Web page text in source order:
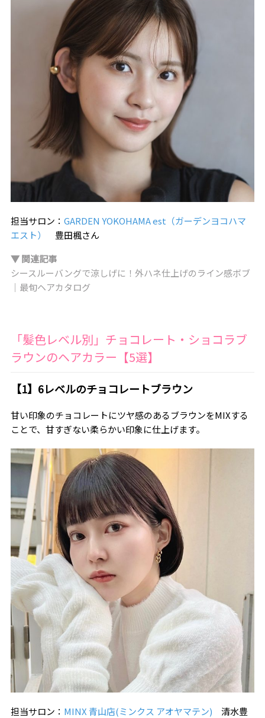
担当サロン： GARDEN YOKOHAMA est（ガーデンヨコハマ
エスト）
豊田楓さん
▼ 関連記事
シースルーバングで涼しげに！外ハネ仕上げのライン感ボブ
｜最旬ヘアカタログ
「髪色レベル別」チョコレート・ショコラブ
ラウンのヘアカラー【5選】
【1】6レベルのチョコレートブラウン
甘い印象のチョコレートにツヤ感のあるブラウンをMIXする
ことで、甘すぎない柔らかい印象に仕上げます。
担当サロン： MINX 青山店(ミンクス アオヤマテン) 清水豊